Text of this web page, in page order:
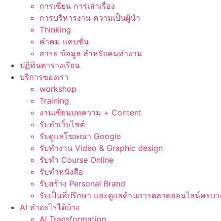
การเขียน การเล่าเรื่อง
การบริหารงาน ความเป็นผู้นำ
Thinking
คำคม แคบชั่น
สาระ ข้อมูล สำหรับคนทำงาน
ปฏิทินตารางเรียน
บริการของเรา
workshop
Training
งานเขียนบทความ + Content
รับทำเว็บไซต์
รับดูแลโฆษณา Google
รับทำงาน Video & Graphic design
รับทำ Course Online
รับทำหนังสือ
รับสร้าง Personal Brand
รับเป็นที่ปรึกษา และดูแลด้านการตลาดออนไลน์ครบว
AI ทำอะไรได้บ้าง
AI Transformation